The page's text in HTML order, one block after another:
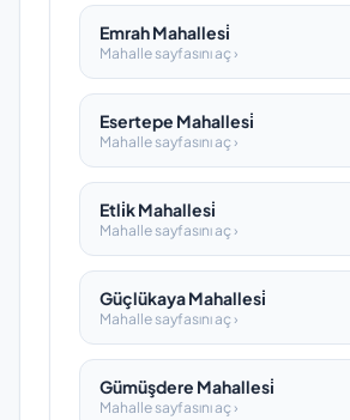
Emrah Mahallesi̇
Mahalle sayfasını aç ›
Esertepe Mahallesi̇
Mahalle sayfasını aç ›
Etli̇k Mahallesi̇
Mahalle sayfasını aç ›
Güçlükaya Mahallesi̇
Mahalle sayfasını aç ›
Gümüşdere Mahallesi̇
Mahalle sayfasını aç ›